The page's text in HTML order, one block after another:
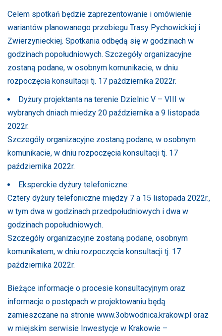
Celem spotkań będzie zaprezentowanie i omówienie
wariantów planowanego przebiegu Trasy Pychowickiej i
Zwierzynieckiej. Spotkania odbędą się w godzinach w
godzinach popołudniowych. Szczegóły organizacyjne
zostaną podane, w osobnym komunikacie, w dniu
rozpoczęcia konsultacji tj. 17 października 2022r.
Dyżury projektanta na terenie Dzielnic V – VIII w
wybranych dniach miedzy 20 października a 9 listopada
2022r.
Szczegóły organizacyjne zostaną podane, w osobnym
komunikacie, w dniu rozpoczęcia konsultacji tj. 17
października 2022r.
Eksperckie dyżury telefoniczne:
Cztery dyżury telefoniczne między 7 a 15 listopada 2022r.,
w tym dwa w godzinach przedpołudniowych i dwa w
godzinach popołudniowych.
Szczegóły organizacyjne zostaną podane, osobnym
komunikatem, w dniu rozpoczęcia konsultacji tj. 17
października 2022r.
Bieżące informacje o procesie konsultacyjnym oraz
informacje o postępach w projektowaniu będą
zamieszczane na stronie www.3obwodnica.krakow.pl oraz
w miejskim serwisie Inwestycje w Krakowie –